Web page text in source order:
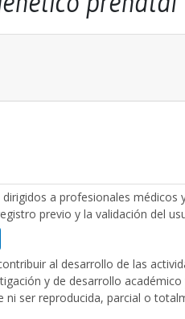
a profesionales médicos
previo y la validación del
al desarrollo de las
y de desarrollo académico
ni ser reproducida, parcial o